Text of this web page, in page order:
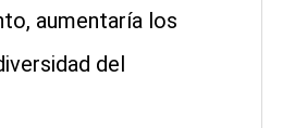
aumentaría los
del